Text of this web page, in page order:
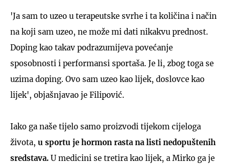
'Ja sam to uzeo u terapeutske svrhe i ta količina i način
na koji sam uzeo, ne može mi dati nikakvu prednost.
Doping kao takav podrazumijeva povećanje
sposobnosti i performansi sportaša. Je li, zbog toga se
uzima doping. Ovo sam uzeo kao lijek, doslovce kao
lijek', objašnjavao je Filipović.
Iako ga naše tijelo samo proizvodi tijekom cijeloga
života, u sportu je hormon rasta na listi nedopuštenih
sredstava. U medicini se tretira kao lijek, a Mirko ga je